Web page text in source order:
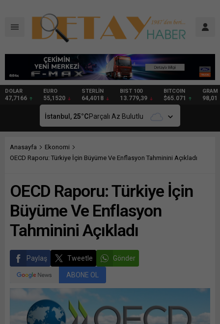
DOLAR
47,7166
EURO
55,1520
STERLİN
64,4018
BIST 100
13.779,39
BITCOIN
$65.071
GRAM
98,01
İstanbul, 25°CParçalı Az Bulutlu
Anasayfa
Ekonomi
OECD Raporu: Türkiye İçin Büyüme Ve Enflasyon Tahminini Açıkladı
OECD Raporu: Türkiye İçin
Büyüme Ve Enflasyon
Tahminini Açıkladı
Paylaş Tweetle Gönder
ABONE OL